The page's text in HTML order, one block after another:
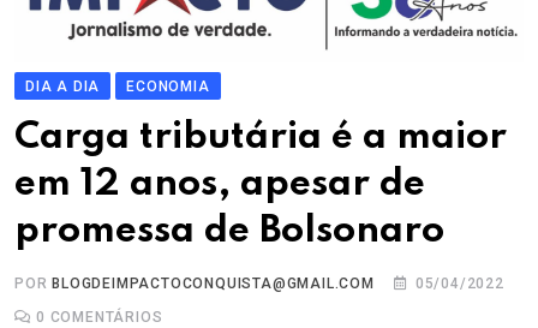
DIA A DIA ECONOMIA
Carga tributária é a maior
em 12 anos, apesar de
promessa de Bolsonaro
POR BLOGDEIMPACTOCONQUISTA@GMAIL.COM
05/04/2022
0 COMENTÁRIOS